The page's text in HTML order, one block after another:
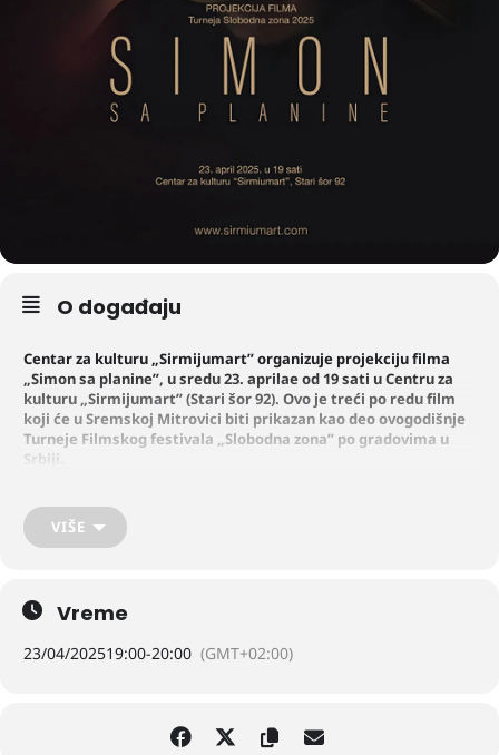
O događaju
Centar za kulturu „Sirmijumart” organizuje projekciju filma
„Simon sa planine”, u sredu 23. aprilae od 19 sati u Centru za
kulturu „Sirmijumart” (Stari šor 92). Ovo je treći po redu film
koji će u Sremskoj Mitrovici biti prikazan kao deo ovogodišnje
Turneje Filmskog festivala „Slobodna zona” po gradovima u
Srbiji.
Dobitnik Velike nagrade Nedelje kritike na poslednjem festivalu u
Kanu! U potrazi za promenom u danima kada postaje punoletan,
prigrli životna zadovoljstva. Zajedno počinju da plove svetom koji
nije dizajniran po meri njihovih potreba, kreirajući sopstvena pravila
za ljubav i sreću. Kroz iskustvo sa ovim mladim ljudima, Simonov
karakter se menja. Želeći da se i zvanično pridruži grupi, prihvata da
se dodatno komplikuje kada se devojčica iz grupe, Kolo, zaljubljuje u
VIŠE
Vreme
23/04/202519:00-20:00 (GMT+02:00)